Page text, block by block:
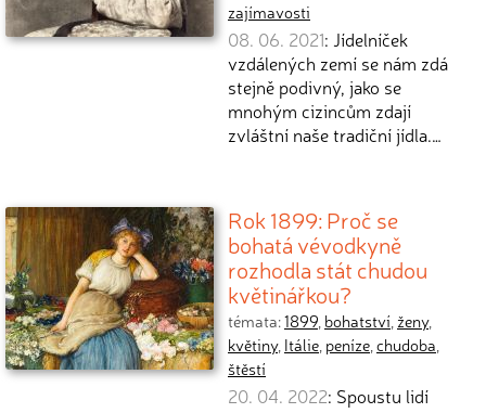
zajímavosti
08. 06. 2021: Jídelníček
vzdálených zemí se nám zdá
stejně podivný, jako se
mnohým cizincům zdají
zvláštní naše tradiční jídla.…
Rok 1899: Proč se
bohatá vévodkyně
rozhodla stát chudou
květinářkou?
témata:1899, bohatství, ženy,
květiny, Itálie, peníze,chudoba,
štěstí
20. 04. 2022: Spoustu lidí